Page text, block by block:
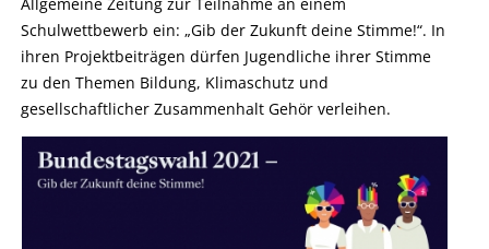
Schulwettbewerb ein: „Gib der Zukunft deine Stimme!“. In
ihren Projektbeiträgen dürfen Jugendliche ihrer Stimme
zu den Themen Bildung, Klimaschutz und
gesellschaftlicher Zusammenhalt Gehör verleihen.